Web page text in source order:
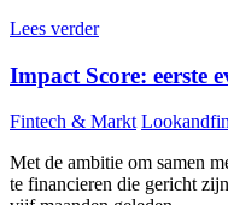
Lees verder
Impact Score: eerste
Fintech & Markt Lookandfin
Met de ambitie om samen
te financieren die gericht